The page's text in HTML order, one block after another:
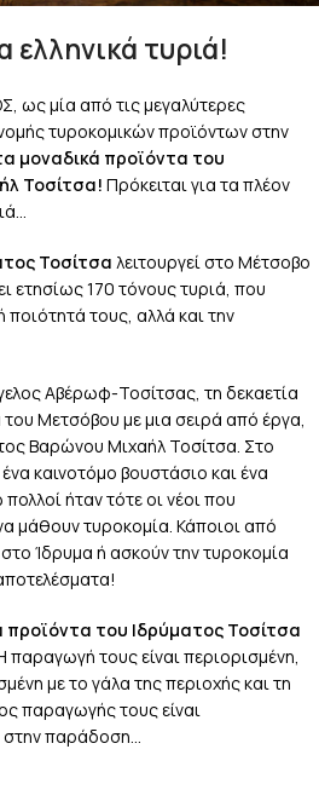
ελληνικά τυριά!
ως μία από τις μεγαλύτερες
τυροκομικών προϊόντων στην
μοναδικά προϊόντα του
Τοσίτσα! Πρόκειται για τα πλέον
Τοσίτσα λειτουργεί στο Μέτσοβο
ετησίως 170 τόνους τυριά, που
ποιότητά τους, αλλά και την
Αβέρωφ-Τοσίτσας, τη δεκαετία
Μετσόβου με μια σειρά από έργα,
Βαρώνου Μιχαήλ Τοσίτσα. Στο
καινοτόμο βουστάσιο και ένα
ήταν τότε οι νέοι που
μάθουν τυροκομία. Κάποιοι από
Ίδρυμα ή ασκούν την τυροκομία
προϊόντα του Ιδρύματος Τοσίτσα
παραγωγή τους είναι περιορισμένη,
με το γάλα της περιοχής και τη
παραγωγής τους είναι
παράδοση…